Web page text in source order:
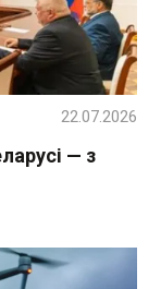
— з
22.07.2026